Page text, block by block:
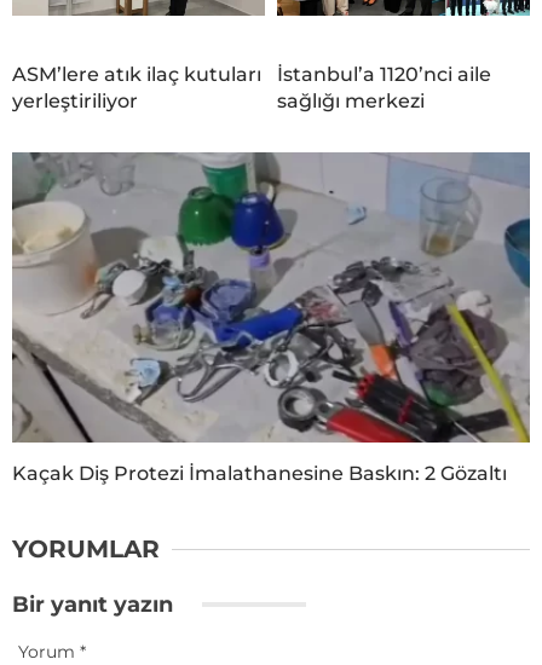
ASM’lere atık ilaç kutuları
yerleştiriliyor
İstanbul’a 1120’nci aile
sağlığı merkezi
Kaçak Diş Protezi İmalathanesine Baskın: 2 Gözaltı
YORUMLAR
Bir yanıt yazın
Yorum *